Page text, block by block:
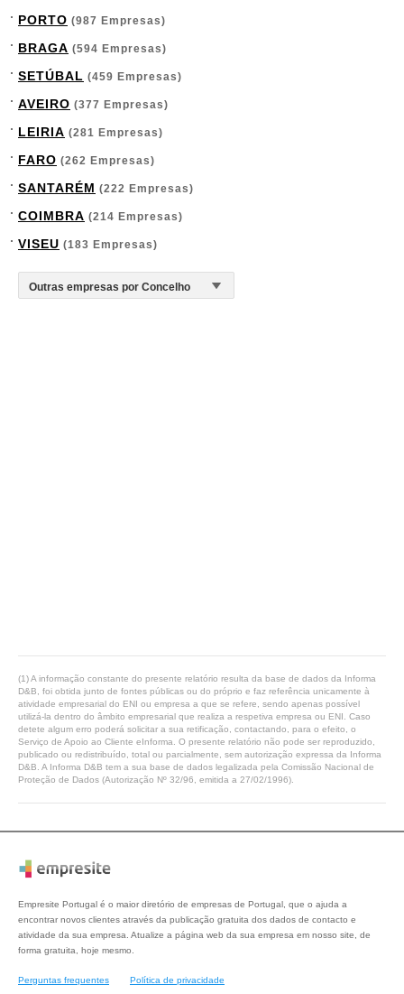
PORTO (987 Empresas)
BRAGA (594 Empresas)
SETÚBAL (459 Empresas)
AVEIRO (377 Empresas)
LEIRIA (281 Empresas)
FARO (262 Empresas)
SANTARÉM (222 Empresas)
COIMBRA (214 Empresas)
VISEU (183 Empresas)
(1) A informação constante do presente relatório resulta da base de dados da Informa
D&B, foi obtida junto de fontes públicas ou do próprio e faz referência unicamente à
atividade empresarial do ENI ou empresa a que se refere, sendo apenas possível
utilizá-la dentro do âmbito empresarial que realiza a respetiva empresa ou ENI. Caso
detete algum erro poderá solicitar a sua retificação, contactando, para o efeito, o
Serviço de Apoio ao Cliente eInforma. O presente relatório não pode ser reproduzido,
publicado ou redistribuído, total ou parcialmente, sem autorização expressa da Informa
D&B. A Informa D&B tem a sua base de dados legalizada pela Comissão Nacional de
Proteção de Dados (Autorização Nº 32/96, emitida a 27/02/1996).
Empresite Portugal é o maior diretório de empresas de Portugal, que o ajuda a
encontrar novos clientes através da publicação gratuita dos dados de contacto e
atividade da sua empresa. Atualize a página web da sua empresa em nosso site, de
forma gratuita, hoje mesmo.
Perguntas frequentes Política de privacidade